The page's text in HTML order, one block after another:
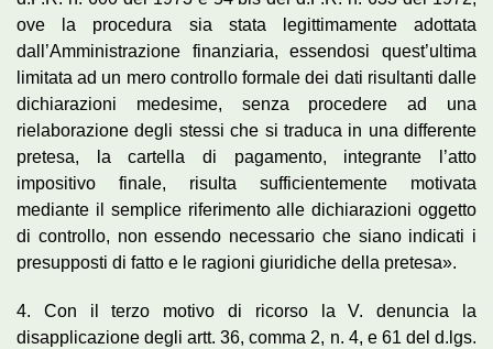
ove la procedura sia stata legittimamente adottata
dall’Amministrazione finanziaria, essendosi quest’ultima
limitata ad un mero controllo formale dei dati risultanti dalle
dichiarazioni medesime, senza procedere ad una
rielaborazione degli stessi che si traduca in una differente
pretesa, la cartella di pagamento, integrante l’atto
impositivo finale, risulta sufficientemente motivata
mediante il semplice riferimento alle dichiarazioni oggetto
di controllo, non essendo necessario che siano indicati i
presupposti di fatto e le ragioni giuridiche della pretesa».
4. Con il terzo motivo di ricorso la V. denuncia la
disapplicazione degli artt. 36, comma 2, n. 4, e 61 del d.lgs.